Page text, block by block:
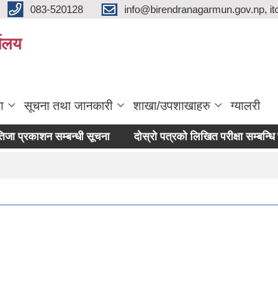
083-520128 info@birendranagarmun.gov.np,
सूचना तथा जानकारी शाखा/उपशाखाहरु ग्यालरी
सम्बन्धी सूचना दोस्रो पत्रको लिखित परीक्षा सम्बन्धि सूचना